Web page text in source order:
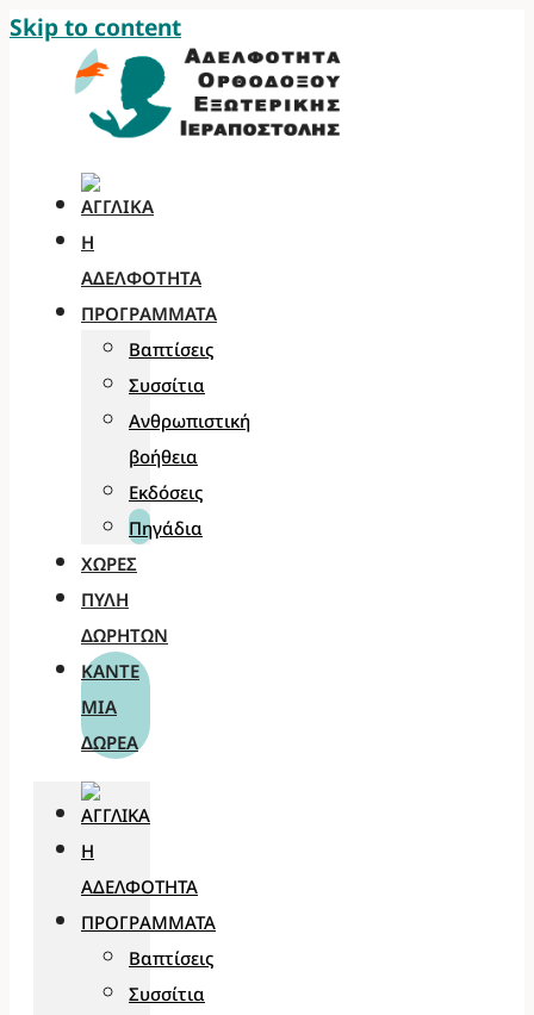
Skip to content
Η
ΑΔΕΛΦΌΤΗΤΑ
ΠΡΟΓΡΆΜΜΑΤΑ
Βαπτίσεις
Συσσίτια
Ανθρωπιστική
βοήθεια
Εκδόσεις
Πηγάδια
ΧΏΡΕΣ
ΠΎΛΗ
ΔΩΡΗΤΏΝ
ΚΆΝΤΕ
ΜΊΑ
ΔΩΡΕΆ
Η
ΑΔΕΛΦΌΤΗΤΑ
ΠΡΟΓΡΆΜΜΑΤΑ
Βαπτίσεις
Συσσίτια